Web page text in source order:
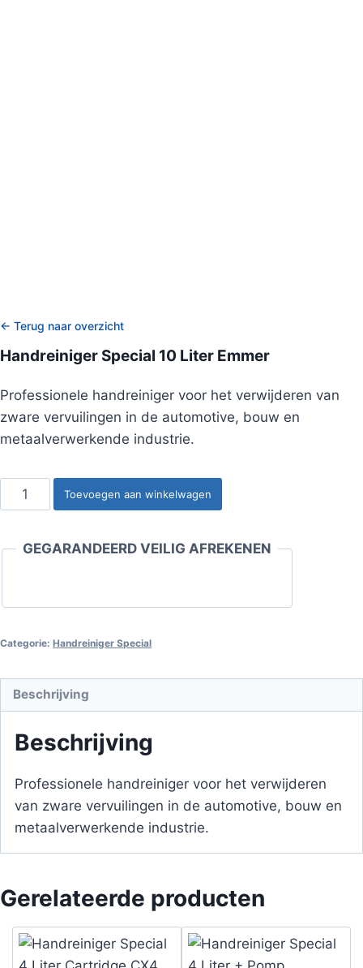
← Terug naar overzicht
Handreiniger Special 10 Liter Emmer
Professionele handreiniger voor het verwijderen van
zware vervuilingen in de automotive, bouw en
metaalverwerkende industrie.
Handreiniger
Special
Liter
Toevoegen aan winkelwagen
GEGARANDEERD VEILIG AFREKENEN
Categorie: Handreiniger Special
Beschrijving
Beschrijving
Professionele handreiniger voor het verwijderen
van zware vervuilingen in de automotive, bouw en
metaalverwerkende industrie.
Gerelateerde producten